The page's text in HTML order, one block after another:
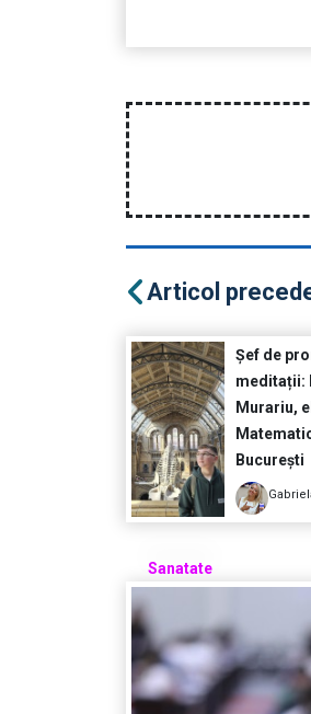
Articol
Șef de
meditații:
Murariu,
București
Sanatate